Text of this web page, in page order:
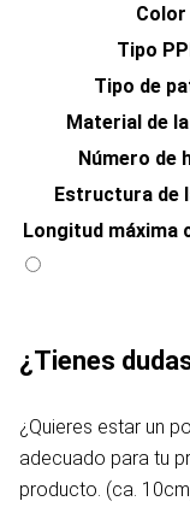
Color
Tipo
Tipo de
Material de
Número de
Estructura de
Longitud máxima
¿Tienes
¿Quieres estar un
adecuado para tu
producto. (ca.